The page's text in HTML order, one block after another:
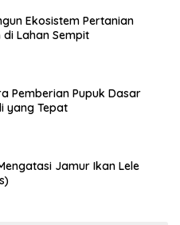
Ekosistem Pertanian
Lahan Sempit
Pemberian Pupuk Dasar
yang Tepat
Jamur Ikan Lele